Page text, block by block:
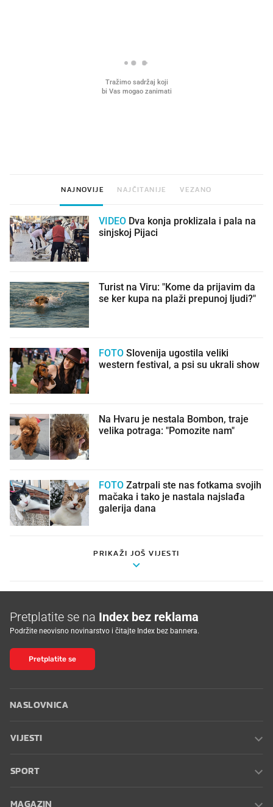
NAJNOVIJE NAJČITANIJE VEZANO
VIDEO
sinjskoj Pijaci
Turist na Viru: "Kome da prijavim da
se ker kupa na plaži prepunoj ljudi?"
FOTO
western festival, a psi su ukrali show
Na Hvaru je nestala Bombon, traje
velika potraga: "Pomozite nam"
FOTO
mačaka i tako je nastala najslađa
galerija dana
PRIKAŽI JOŠ VIJESTI
Pretplatite se na Index bez reklama
Podržite neovisno novinarstvo i čitajte Index bez bannera.
Pretplatite se
NASLOVNICA
VIJESTI
SPORT
MAGAZIN